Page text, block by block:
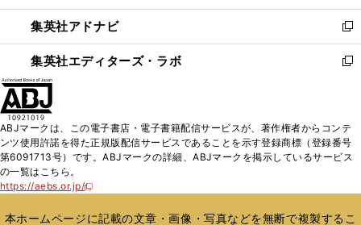
開
く
ウ
で
開
く
ン
ド
ウ
で
ウ
ィ
ン
ド
く
集英社アドナビ
新
し
い
ド
ウ
で
集英社エディターズ・ラボ
新
ィ
ン
ド
開
ABJマークは、この電子書店・電子書籍配信サービスが、著作権者からコンテ
ンツ使用許諾を得た正規版配信サービスであることを示す登録商標（登録番号
第6091713号）です。ABJマークの詳細、ABJマークを掲示しているサービス
の一覧はこちら。
https://aebs.or.jp/
新
い
本ホームページに記載の文章・画像・写真などを無断で複製するこ